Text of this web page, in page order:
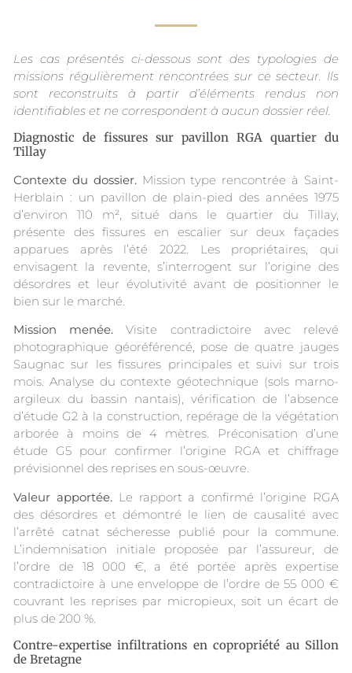
Les cas présentés ci-dessous sont des typologies de
missions régulièrement rencontrées sur ce secteur. Ils
sont reconstruits à partir d’éléments rendus non
identifiables et ne correspondent à aucun dossier réel.
Diagnostic de fissures sur pavillon RGA quartier du
Tillay
Contexte du dossier.Mission type rencontrée à Saint-
Herblain : un pavillon de plain-pied des années 1975
d’environ 110 m², situé dans le quartier du Tillay,
présente des fissures en escalier sur deux façades
apparues après l’été 2022. Les propriétaires, qui
envisagent la revente, s’interrogent sur l’origine des
désordres et leur évolutivité avant de positionner le
bien sur le marché.
Mission menée. Visite contradictoire avec relevé
photographique géoréférencé, pose de quatre jauges
Saugnac sur les fissures principales et suivi sur trois
mois. Analyse du contexte géotechnique (sols marno-
argileux du bassin nantais), vérification de l’absence
d’étude G2 à la construction, repérage de la végétation
arborée à moins de 4 mètres. Préconisation d’une
étude G5 pour confirmer l’origine RGA et chiffrage
prévisionnel des reprises en sous-œuvre.
Valeur apportée.Le rapport a confirmé l’origine RGA
des désordres et démontré le lien de causalité avec
l’arrêté catnat sécheresse publié pour la commune.
L’indemnisation initiale proposée par l’assureur, de
l’ordre de 18 000 €, a été portée après expertise
contradictoire à une enveloppe de l’ordre de 55 000 €
couvrant les reprises par micropieux, soit un écart de
plus de 200 %.
Contre-expertise infiltrations en copropriété au Sillon
de Bretagne